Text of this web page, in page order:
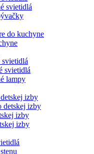
svietidlá
do kuchyne
svietidlá
svietidlá
lampy
izby
detskej izby
izby
izby